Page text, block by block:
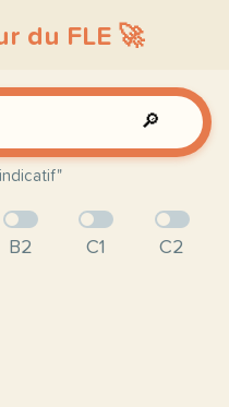
du FLE 🚀
🔎
B2 C1 C2